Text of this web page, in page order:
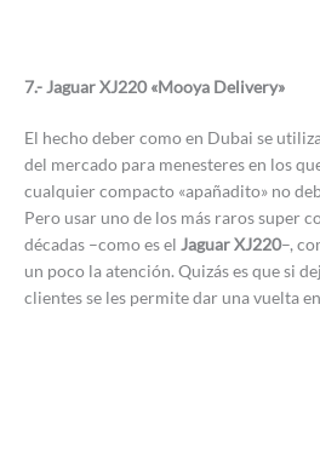
7.- Jaguar XJ220 «Mooya Delivery»
El hecho deber como en Dubai se
del mercado para menesteres en los
cualquier compacto «apañadito» no
Pero usar uno de los más raros super
décadas –como es el Jaguar XJ220–,
un poco la atención. Quizás es que si
clientes se les permite dar una vuelta